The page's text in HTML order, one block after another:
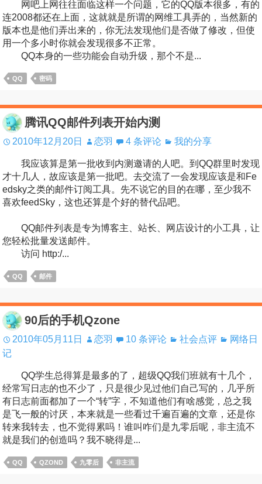
网吧上网往往面临这样一个问题，它的QQ版本很多，有的
连2008都还在上面，这就就是所谓的网维工具弄的，当然新的
版本也是他们弄出来的，你无法发现他们是否做了修改，但使
用一个多小时你就会发现很多不正常。
QQ本身的一些功能会自动升级，那个不是...
QQ 密码
腾讯QQ邮件列表开始内测
2010年12月20日 恋羽 4 条评论 我的分享
我应该算是第一批收到内测邀请的人吧。到QQ群里时发现
才十几人，故应该是第一批吧。去交流了一会发现应该是和Fe
edsky之类的邮件订阅工具。先不说它的目的在哪，至少我不
喜欢feedSky，这也还算是个好的替代品吧。
QQ邮件列表是专为博客主、站长、网店设计的小工具，让
您轻松批量发送邮件。
访问 http:/...
QQ 邮件
90后的手机Qzone
2010年05月11日 恋羽 10 条评论 社会点评
网络日
记
QQ学生总得算是最多的了，超级QQ我们班就有十几个，
经常写日志的也不少了，只是很少见过他们自己写的，几乎所
有日志前面都加了一个“转”字，不知道他们有啥感觉，总之我
是飞一般的讨厌，本来就是一些看过千遍百遍的文章，还是你
转来我转去，也不觉得累吗！谁叫咋们是九零后呢，非主流不
就是我们的创造吗？我不晓得是...
QQ QZOND 九零后 非主流